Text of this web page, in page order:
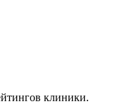
клиники.